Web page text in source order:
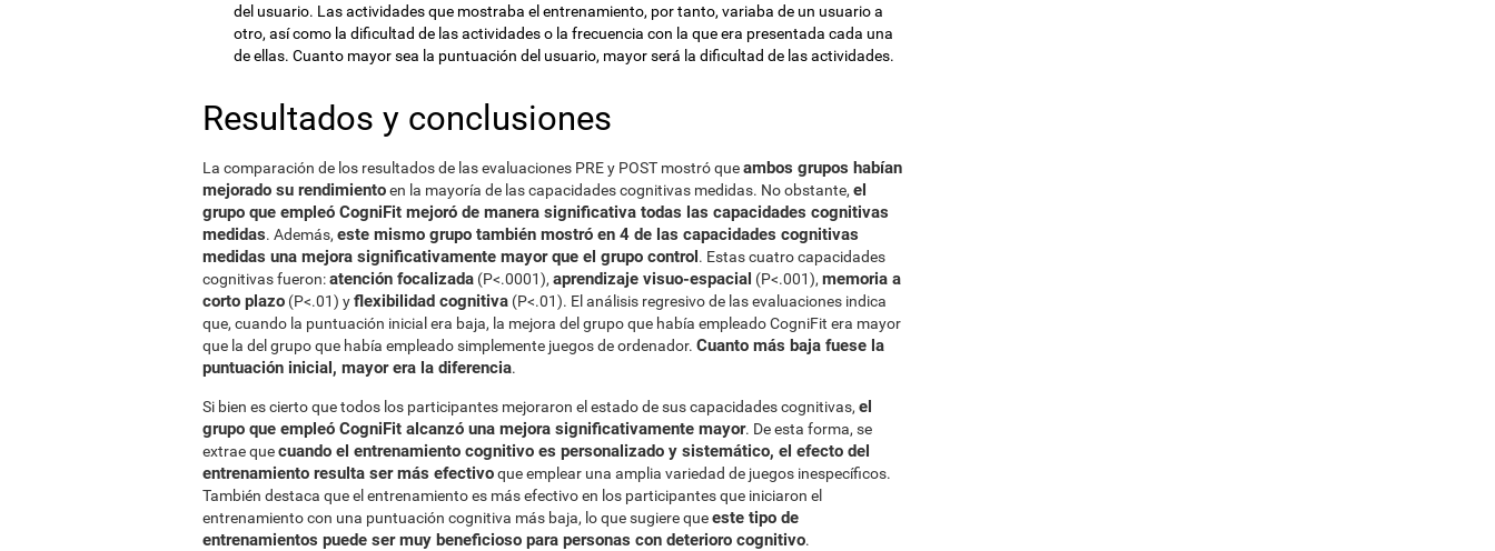
del usuario. Las actividades que mostraba el entrenamiento, por tanto, variaba de un usuario a
otro, así como la dificultad de las actividades o la frecuencia con la que era presentada cada una
de ellas. Cuanto mayor sea la puntuación del usuario, mayor será la dificultad de las actividades.
Resultados y conclusiones
La comparación de los resultados de las evaluaciones PRE y POST mostró queambos grupos habían
mejorado su rendimientoen la mayoría de las capacidades cognitivas medidas. No obstante, el
grupo que empleó CogniFit mejoró de manera significativa todas las capacidades cognitivas
medidas. Además, este mismo grupo también mostró en 4 de las capacidades cognitivas
medidas una mejora significativamente mayor que el grupo control. Estas cuatro capacidades
cognitivas fueron:atención focalizada (P<.0001), aprendizaje visuo-espacial (P<.001), memoria a
corto plazo (P<.01) yflexibilidad cognitiva (P<.01). El análisis regresivo de las evaluaciones indica
que, cuando la puntuación inicial era baja, la mejora del grupo que había empleado CogniFit era mayor
que la del grupo que había empleado simplemente juegos de ordenador. Cuanto más baja fuese la
puntuación inicial, mayor era la diferencia.
Si bien es cierto que todos los participantes mejoraron el estado de sus capacidades cognitivas, el
grupo que empleó CogniFit alcanzó una mejora significativamente mayor. De esta forma, se
extrae quecuando el entrenamiento cognitivo es personalizado y sistemático, el efecto del
entrenamiento resulta ser más efectivoque emplear una amplia variedad de juegos inespecíficos.
También destaca que el entrenamiento es más efectivo en los participantes que iniciaron el
entrenamiento con una puntuación cognitiva más baja, lo que sugiere queeste tipo de
entrenamientos puede ser muy beneficioso para personas con deterioro cognitivo.